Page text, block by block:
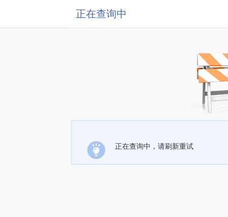
正在查询中
正在查询中，请刷新重试